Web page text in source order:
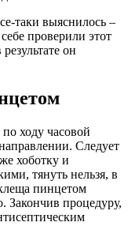
таки выяснилось –
проверили этот
он
ходу часовой
Следует
хоботку и
тянуть нельзя, в
пинцетом
Закончив процедуру,